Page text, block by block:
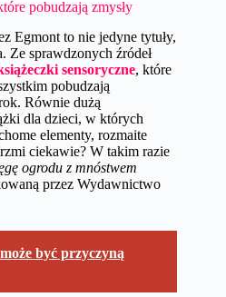
pobudzają zmysły
Egmont to nie jedyne tytuły,
Ze sprawdzonych źródeł
sensoryczne, które
pobudzają
Równie dużą
dla dzieci, w których
elementy, rozmaite
ciekawie? W takim razie
ogrodu z mnóstwem
przez Wydawnictwo
być przyczyną